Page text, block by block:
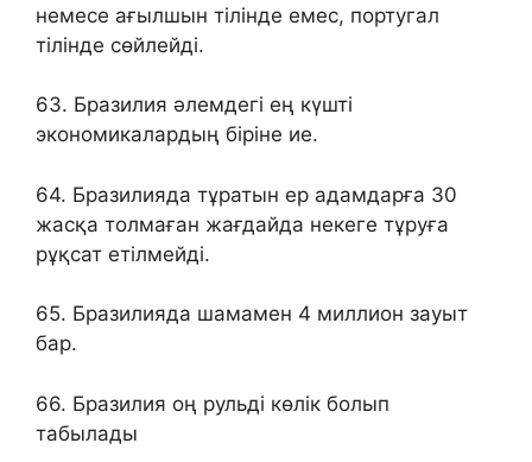
немесе ағылшын тілінде емес, португал
тілінде сөйлейді.
63. Бразилия әлемдегі ең күшті
экономикалардың біріне ие.
64. Бразилияда тұратын ер адамдарға 30
жасқа толмаған жағдайда некеге тұруға
рұқсат етілмейді.
65. Бразилияда шамамен 4 миллион зауыт
бар.
66. Бразилия оң рульді көлік болып
табылады